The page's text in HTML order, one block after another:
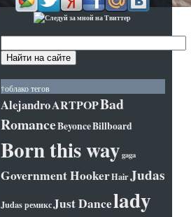
†облако тегов
AlejandroARTPOPBad
RomanceBeyonceBillboard
Born this waygaga
Government HookerHairJudas
Judas ремиксJust Dancelady